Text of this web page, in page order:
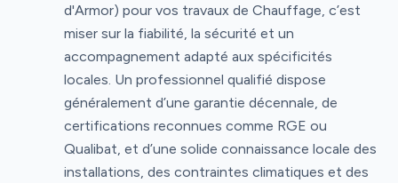
d'Armor) pour vos travaux de Chauffage, c’est
miser sur la fiabilité, la sécurité et un
accompagnement adapté aux spécificités
locales. Un professionnel qualifié dispose
généralement d’une garantie décennale, de
certifications reconnues comme RGE ou
Qualibat, et d’une solide connaissance locale des
installations, des contraintes climatiques et des